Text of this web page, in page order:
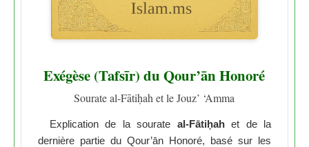
Exégèse (Tafsīr) du Qour’ān Honoré
Sourate al-Fātiḥah et le Jouz’ ‘Amma
Explication de la sourate al-Fātiḥahet de la
dernière partie du Qour’ān Honoré, basé sur les